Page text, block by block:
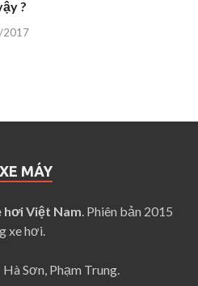
?
2017
MÁY
hơi Việt Nam . Phiên bản 2015
xe hơi.
Sơn, Phạm Trung.